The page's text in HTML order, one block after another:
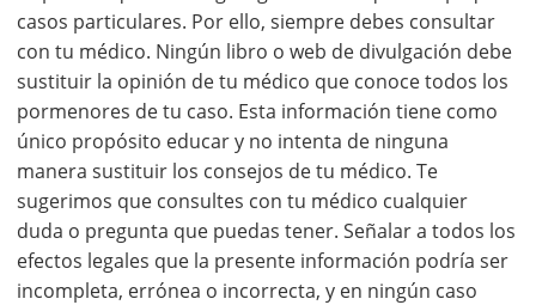
casos particulares. Por ello, siempre debes consultar
con tu médico. Ningún libro o web de divulgación debe
sustituir la opinión de tu médico que conoce todos los
pormenores de tu caso. Esta información tiene como
único propósito educar y no intenta de ninguna
manera sustituir los consejos de tu médico. Te
sugerimos que consultes con tu médico cualquier
duda o pregunta que puedas tener. Señalar a todos los
efectos legales que la presente información podría ser
incompleta, errónea o incorrecta, y en ningún caso